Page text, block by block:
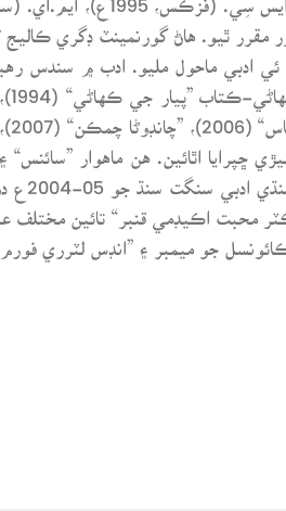
۾ ئي ادبي ماحول مليو. ادب ۾
سندس وفات کان پوءِ سهيڙي ڇپرايا اٿائين. هن
سنڌي
محبت اڪيڊمي قنبر“ تائين
جو ميمبر ۽ ”انڊس لٽرري